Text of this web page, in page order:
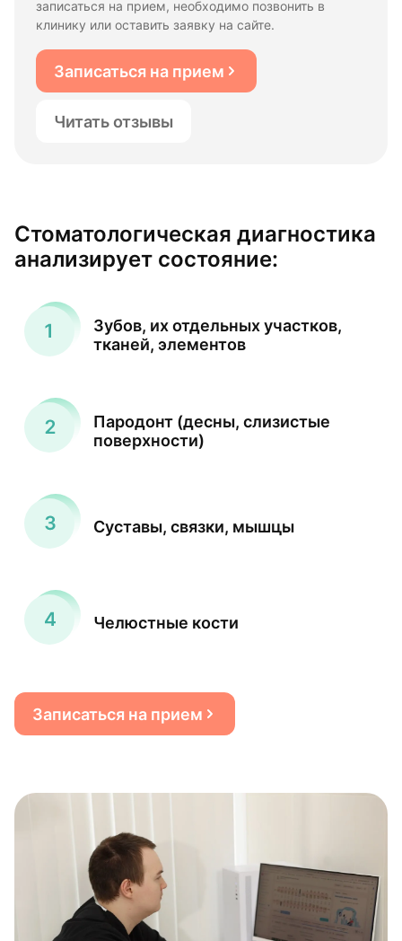
записаться на прием, необходимо позвонить в
клинику или оставить заявку на сайте.
Записаться на прием
Читать отзывы
Стоматологическая диагностика
анализирует состояние:
Зубов, их отдельных участков,
тканей, элементов
Пародонт (десны, слизистые
поверхности)
Суставы, связки, мышцы
Челюстные кости
Записаться на прием